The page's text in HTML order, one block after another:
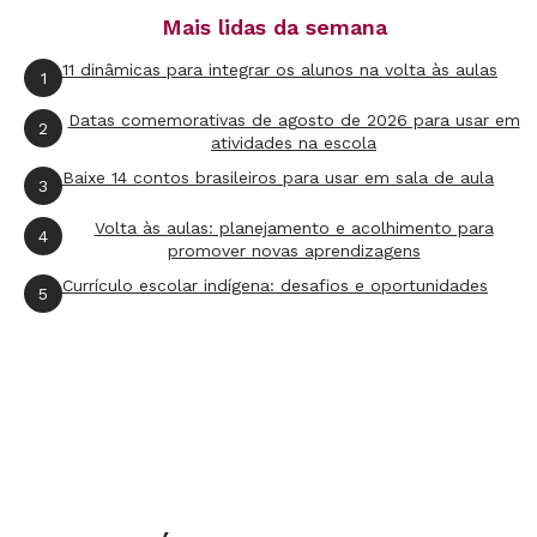
Rowland, que define a emissão de CO2 como
inimigo principal e admite implicitamente a
necessidade de mudanças em nosso estilo de
vida para enfrentá-lo, ou aqueles que se
propõem a gastar quantias colossais para
manter os atuais padrões de consumo? A
comparação vai tornar mais nítidos para seus
alunos os laços entre os problemas políticos,
socioeconômicos e ecológicos e os complexos
Mais lidas da semana
1 11 dinâmicas para integrar os alunos na volta às aulas
2
Datas comemorativas de agosto de 2026 para usar em
atividades na escola
3 Baixe 14 contos brasileiros para usar em sala de aula
4
Volta às aulas: planejamento e acolhimento para
promover novas aprendizagens
5 Currículo escolar indígena: desafios e oportunidades